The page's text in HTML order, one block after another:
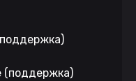
(поддержка)